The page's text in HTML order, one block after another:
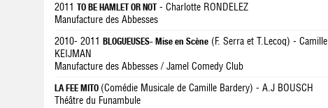
2011 TO BE HAMLET OR NOT - Charlotte RONDELEZ
Manufacture des Abbesses
2010- 2011 BLOGUEUSES- Mise en Scène (F. Serra et T.Lecoq) - Camille
KEIJMAN
Manufacture des Abbesses / Jamel Comedy Club
LA FEE MITO (Comédie Musicale de Camille Bardery) - A.J BOUSCH
Théâtre du Funambule